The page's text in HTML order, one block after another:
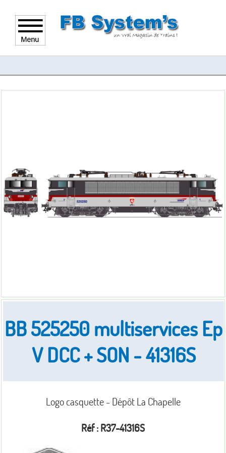
BB 525250 multiservices Ep
V DCC + SON - 41316S
Logo casquette - Dépôt La Chapelle
Réf : R37-41316S